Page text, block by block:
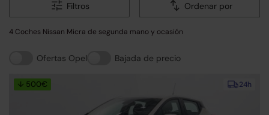
Filtros Ordenar por
4 Coches Nissan Micra de segunda mano y ocasión
Ofertas Opel Bajada de precio
24h
↓ 500€